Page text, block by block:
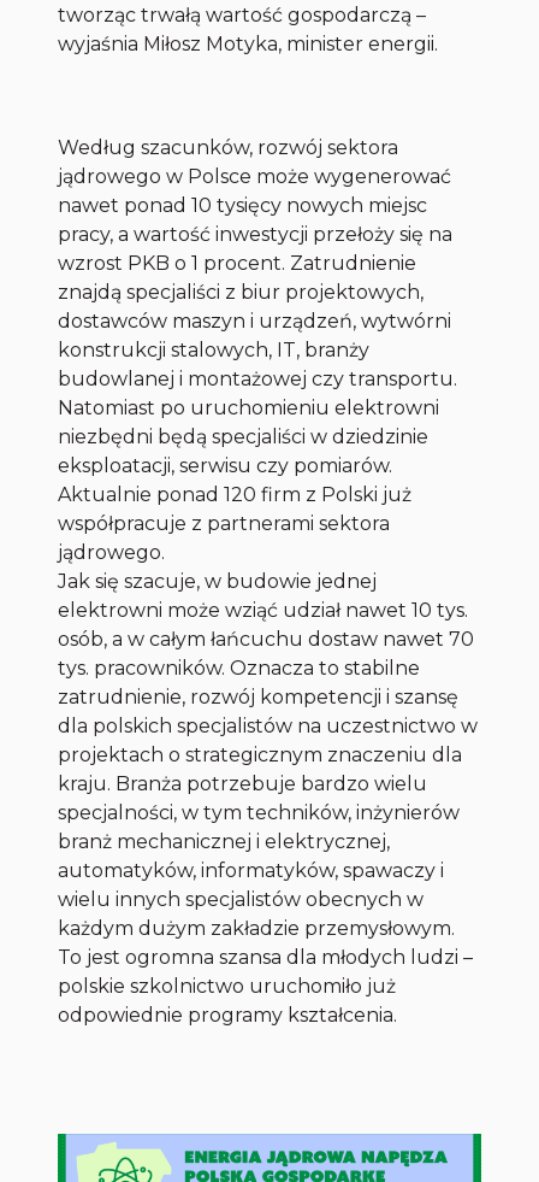
tworząc trwałą wartość gospodarczą –
wyjaśnia Miłosz Motyka, minister energii.
Według szacunków, rozwój sektora
jądrowego w Polsce może wygenerować
nawet ponad 10 tysięcy nowych miejsc
pracy, a wartość inwestycji przełoży się na
wzrost PKB o 1 procent. Zatrudnienie
znajdą specjaliści z biur projektowych,
dostawców maszyn i urządzeń, wytwórni
konstrukcji stalowych, IT, branży
budowlanej i montażowej czy transportu.
Natomiast po uruchomieniu elektrowni
niezbędni będą specjaliści w dziedzinie
eksploatacji, serwisu czy pomiarów.
Aktualnie ponad 120 firm z Polski już
współpracuje z partnerami sektora
jądrowego.
Jak się szacuje, w budowie jednej
elektrowni może wziąć udział nawet 10 tys.
osób, a w całym łańcuchu dostaw nawet 70
tys. pracowników. Oznacza to stabilne
zatrudnienie, rozwój kompetencji i szansę
dla polskich specjalistów na uczestnictwo w
projektach o strategicznym znaczeniu dla
kraju. Branża potrzebuje bardzo wielu
specjalności, w tym techników, inżynierów
branż mechanicznej i elektrycznej,
automatyków, informatyków, spawaczy i
wielu innych specjalistów obecnych w
każdym dużym zakładzie przemysłowym.
To jest ogromna szansa dla młodych ludzi –
polskie szkolnictwo uruchomiło już
odpowiednie programy kształcenia.